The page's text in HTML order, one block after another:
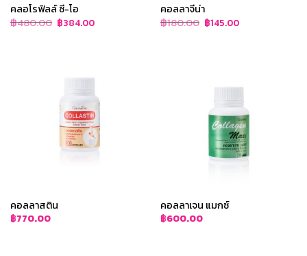
คลอโรฟิลล์ ซี-โอ
฿480.00 Original
price
฿384.00Current
price
คอลลาจีน่า
฿180.00 Original
price
฿145.00Current
price
คอลลาสติน
฿770.00
คอลลาเจน แมกซ์
฿600.00